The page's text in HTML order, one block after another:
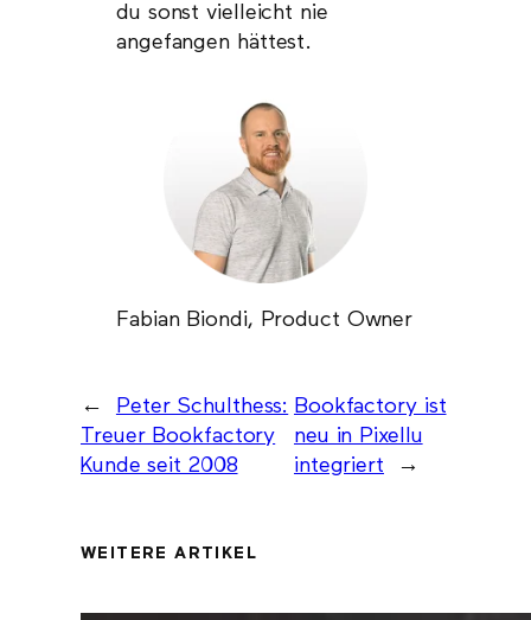
du sonst vielleicht nie
angefangen hättest.
Fabian Biondi, Product Owner
←
Peter Schulthess:
Treuer Bookfactory
Kunde seit 2008
Bookfactory ist
neu in Pixellu
integriert
→
WEITERE ARTIKEL